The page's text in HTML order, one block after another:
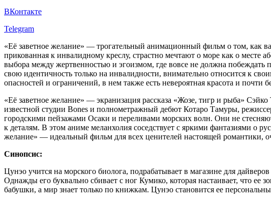
ВКонтакте
Telegram
«Её заветное желание» — трогательный анимационный фильм о том, как
прикованная к инвалидному креслу, страстно мечтают о море как о
выбора между жертвенностью и эгоизмом, где вовсе не должна побеждать
свою идентичность только на инвалидности, внимательно относится к
опасностей и ограничений, в нем также есть невероятная красота и почти
«Её заветное желание» — экранизация рассказа «Жозе, тигр и рыба»
известной студии Bones и полнометражный дебют Котаро Тамуры,
городскими пейзажами Осаки и переливами морских волн. Они не
к деталям. В этом аниме меланхолия соседствует с яркими фантазиями о
желание» — идеальный фильм для всех ценителей настоящей романтики,
Синопсис:
Цунэо учится на морского биолога, подрабатывает в магазине для
Однажды его буквально сбивает с ног Кумико, которая настаивает, что
бабушки, а мир знает только по книжкам. Цунэо становится ее